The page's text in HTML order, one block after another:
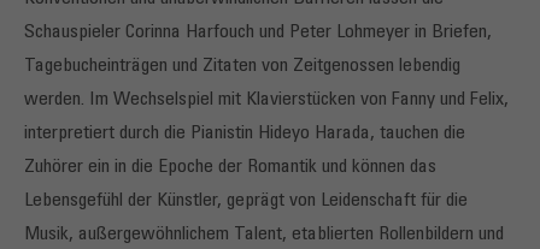
Schauspieler Corinna Harfouch und Peter Lohmeyer in Briefen,
Tagebucheinträgen und Zitaten von Zeitgenossen lebendig
werden. Im Wechselspiel mit Klavierstücken von Fanny und Felix,
interpretiert durch die Pianistin Hideyo Harada, tauchen die
Zuhörer ein in die Epoche der Romantik und können das
Lebensgefühl der Künstler, geprägt von Leidenschaft für die
Musik, außergewöhnlichem Talent, etablierten Rollenbildern und